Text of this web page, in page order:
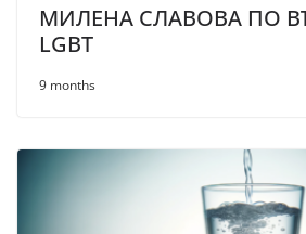
МИЛЕНА СЛАВОВА ПО
LGBT
9 months